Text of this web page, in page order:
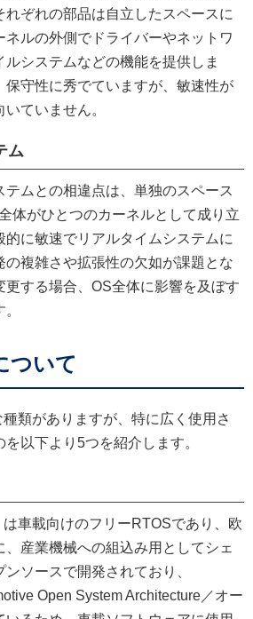
れぞれの部品は自立したスペースに
ルの外側でドライバーやネットワ
システムなどの機能を提供しま
保守性に秀でていますが、敏速性が
ていません。
ム
テムとの相違点は、単独のスペース
体がひとつのカーネルとして成り立
的に敏速でリアルタイムシステムに
の複雑さや拡張性の欠如が課題とな
更する場合、OS全体に影響を及ぼす
ついて
類がありますが、特に広く使用さ
以下より5つを紹介します。
は車載向けのフリーRTOSであり、欧
産業機械への組込み用としてシェ
ソースで開発されており、
Open System Architecture／オー